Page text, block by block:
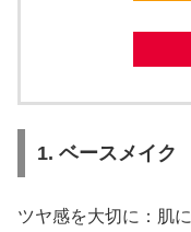
1. ベースメイク
ツヤ感を大切に：肌